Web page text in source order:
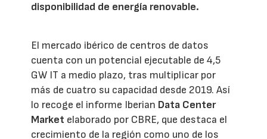
disponibilidad de energía renovable.
El mercado ibérico de centros de datos
cuenta con un potencial ejecutable de 4,5
GW IT a medio plazo, tras multiplicar por
más de cuatro su capacidad desde 2019. Así
lo recoge el informe Iberian Data Center
Market elaborado por CBRE, que destaca el
crecimiento de la región como uno de los